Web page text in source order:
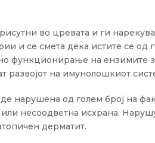
во цревата и ги
и се смета дека истите се од
функционирање на ензимите
развојот на имунолошкиот
нарушена од голем број на
несоодветна исхрана.
дерматит.